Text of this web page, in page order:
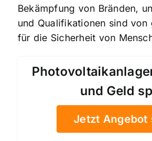
Bekämpfung von Bränden,
und Qualifikationen sind von
für die Sicherheit von
und Geld
Jetzt Angebot